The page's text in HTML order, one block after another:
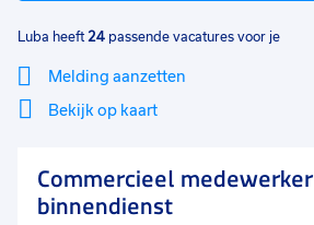
25 - 32 uur 5
0 - 8 uur
Luba heeft 24 passende vacatures voor je
Melding aanzetten
Bekijk op kaart
Filter
Sluiten
Commercieel medewerker
binnendienst